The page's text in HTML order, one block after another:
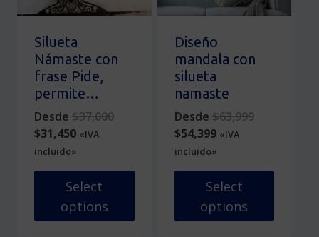
página
de
producto
pueden
elegir
en
la
página
de
Silueta
Námaste con
frase Pide,
permite…
Desde $37,000Original
$37,000.
$31,450Current
price
is:
$31,450.
«IVA
incluido»
Select
options
Diseño
mandala con
silueta
namaste
Desde $63,999Original
$63,999.
$54,399Current
price
is:
$54,399.
«IVA
incluido»
Select
options